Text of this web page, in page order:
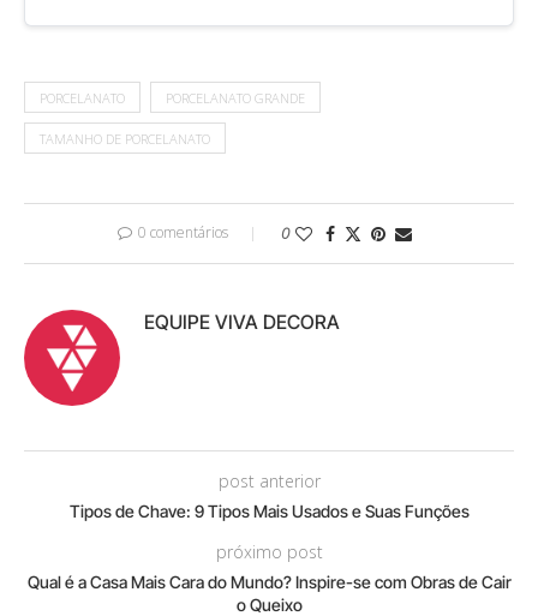
PORCELANATO PORCELANATO GRANDE
TAMANHO DE PORCELANATO
0 comentários 0
EQUIPE VIVA DECORA
post anterior
Tipos de Chave: 9 Tipos Mais Usados e Suas Funções
próximo post
Qual é a Casa Mais Cara do Mundo? Inspire-se com Obras de Cair
o Queixo